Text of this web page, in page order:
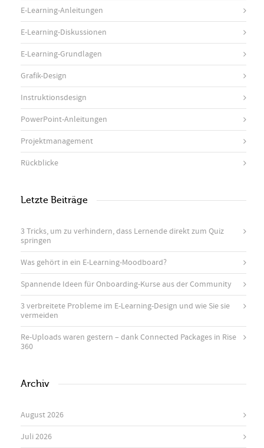
E-Learning-Anleitungen
E-Learning-Diskussionen
E-Learning-Grundlagen
Grafik-Design
Instruktionsdesign
PowerPoint-Anleitungen
Projektmanagement
Rückblicke
Letzte Beiträge
3 Tricks, um zu verhindern, dass Lernende direkt zum Quiz
springen
Was gehört in ein E-Learning-Moodboard?
Spannende Ideen für Onboarding-Kurse aus der Community
3 verbreitete Probleme im E-Learning-Design und wie Sie sie
vermeiden
Re-Uploads waren gestern – dank Connected Packages in Rise
360
Archiv
August 2026
Juli 2026